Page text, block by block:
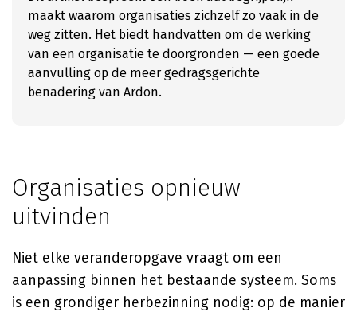
maakt waarom organisaties zichzelf zo vaak in de
weg zitten. Het biedt handvatten om de werking
van een organisatie te doorgronden — een goede
aanvulling op de meer gedragsgerichte
benadering van Ardon.
Organisaties opnieuw
uitvinden
Niet elke veranderopgave vraagt om een
aanpassing binnen het bestaande systeem. Soms
is een grondiger herbezinning nodig: op de manier